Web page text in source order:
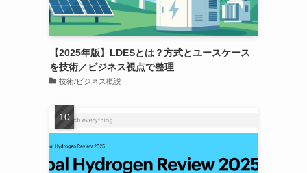
【2025年版】LDESとは？方式とユースケース
を技術／ビジネス視点で整理
技術/ビジネス概説